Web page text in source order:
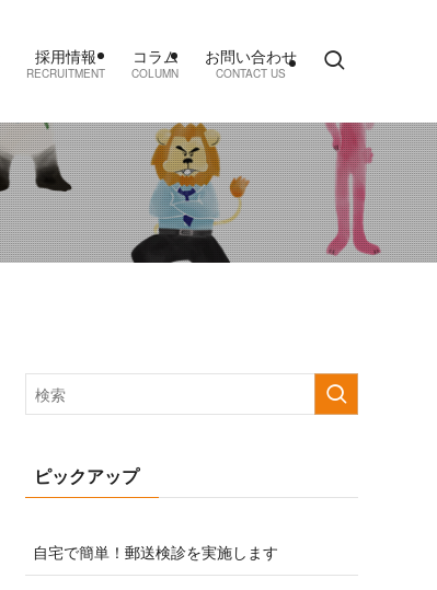
採用情報
RECRUITMENT
コラム
COLUMN
お問い合わせ
CONTACT US
ピックアップ
自宅で簡単！郵送検診を実施します